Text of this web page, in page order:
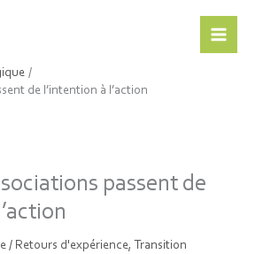
de l’intention à l’action
passent de
/ Retours d'expérience, Transition